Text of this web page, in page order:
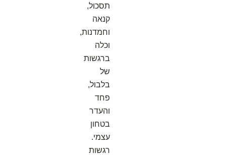
תסכול,
קנאה
וחמדנות,
וכלה
ברגשות
של
בלבול,
פחד
והעדר
בטחון
עצמי.
רגשות